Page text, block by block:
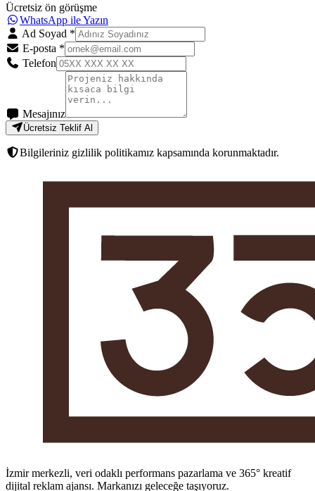
Ücretsiz ön görüşme
WhatsApp ile Yazın
Ad Soyad *
E-posta *
Telefon
Mesajınız
Ücretsiz Teklif Al
Bilgileriniz gizlilik politikamız kapsamında korunmaktadır.
İzmir merkezli, veri odaklı performans pazarlama ve 365° kreatif
dijital reklam ajansı. Markanızı geleceğe taşıyoruz.